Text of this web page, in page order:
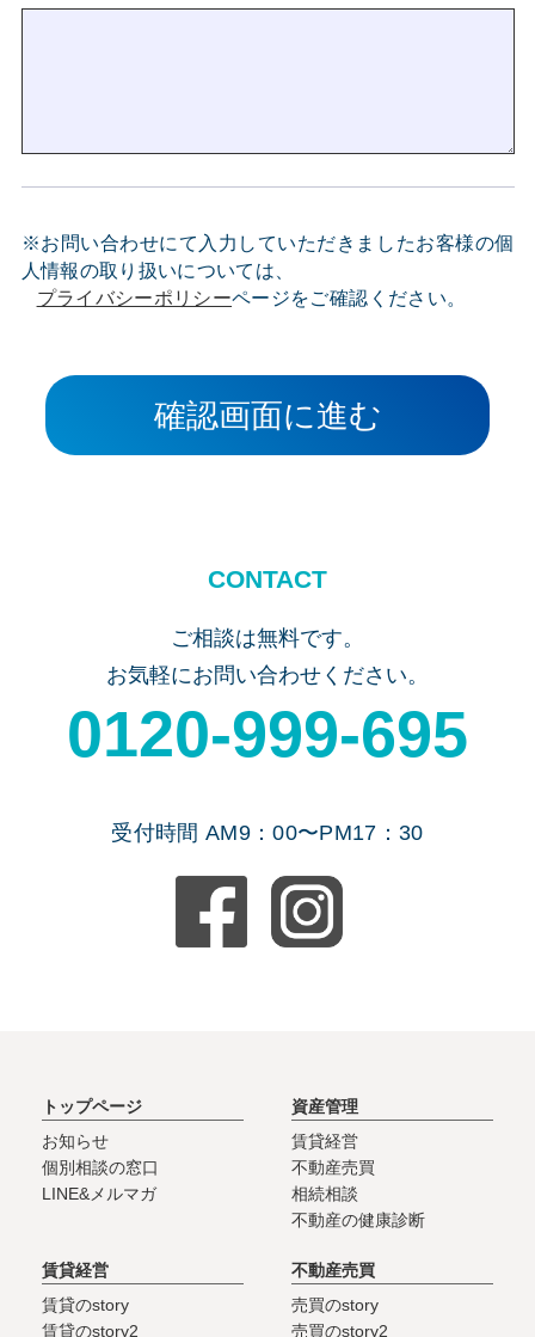
※お問い合わせにて入力していただきましたお客様の個
人情報の取り扱いについては、
プライバシーポリシーページをご確認ください。
確認画面に進む
CONTACT
ご相談は無料です。
お気軽にお問い合わせください。
0120-999-695
受付時間 AM9：00〜PM17：30
トップページ
お知らせ
個別相談の窓口
LINE&メルマガ
資産管理
賃貸経営
不動産売買
相続相談
不動産の健康診断
賃貸経営
賃貸のstory
賃貸のstory2
不動産売買
売買のstory
売買のstory2